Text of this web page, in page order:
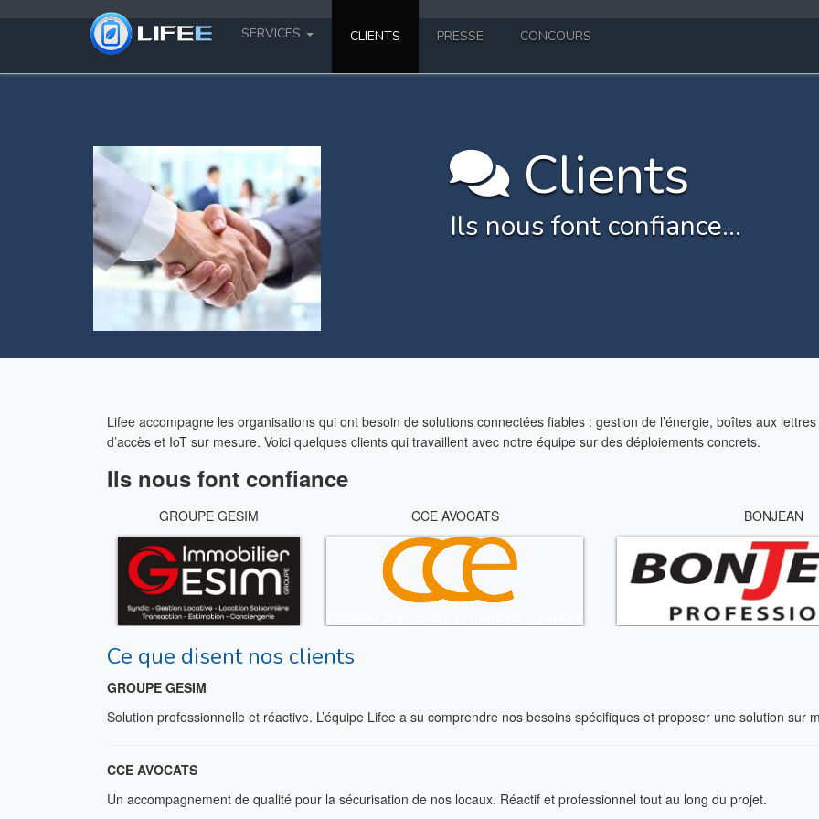
SERVICES CLIENTS PRESSE CONCOURS
Clients
Ils nous font confiance...
Lifee accompagne les organisations qui ont besoin de solutions connectées fiables : gestion de l’énergie, boîtes aux
d’accès et IoT sur mesure. Voici quelques clients qui travaillent avec notre équipe sur des déploiements concrets.
Ils nous font confiance
GROUPE GESIM CCE AVOCATS BONJEAN
Ce que disent nos clients
GROUPE GESIM
Solution professionnelle et réactive. L’équipe Lifee a su comprendre nos besoins spécifiques et proposer une solution sur
CCE AVOCATS
Un accompagnement de qualité pour la sécurisation de nos locaux. Réactif et professionnel tout au long du projet.